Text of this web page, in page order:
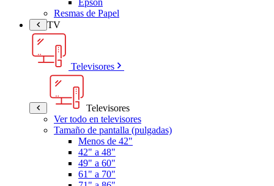
Resmas de Papel
TV
Televisores
Televisores
Ver todo en televisores
Tamaño de pantalla (pulgadas)
Menos de 42"
42" a 48"
49" a 60"
61" a 70"